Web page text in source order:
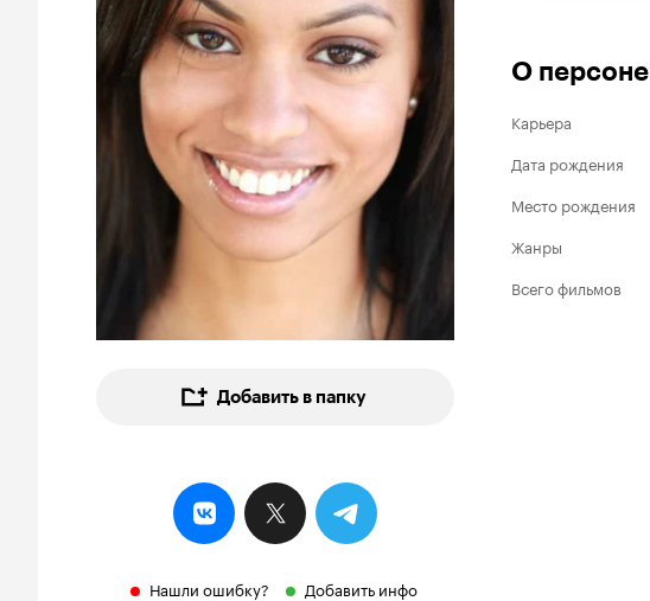
Добавить в папку
Нашли ошибку? Добавить инфо
О персоне
Карьера
Дата рождения
Место рождения
Жанры
Всего фильмов